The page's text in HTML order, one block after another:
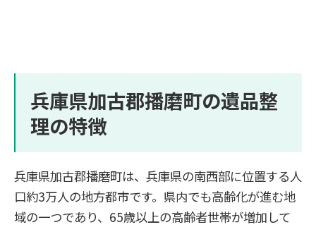
兵庫県加古郡播磨町の遺品整
理の特徴
兵庫県加古郡播磨町は、兵庫県の南西部に位置する人
口約3万人の地方都市です。県内でも高齢化が進む地
域の一つであり、65歳以上の高齢者世帯が増加して